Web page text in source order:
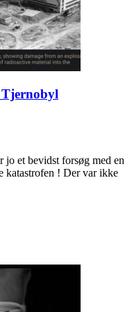
Tjernobyl
jo et bevidst forsøg med en
katastrofen ! Der var ikke